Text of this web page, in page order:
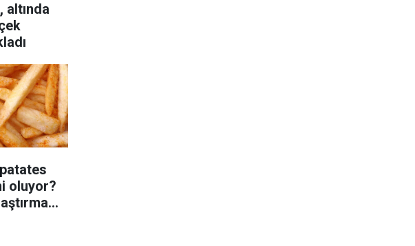
altında
patates
oluyor?